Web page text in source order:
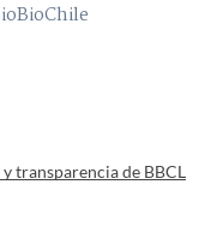
y transparencia de BBCL